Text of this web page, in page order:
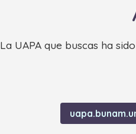
La UAPA que buscas ha